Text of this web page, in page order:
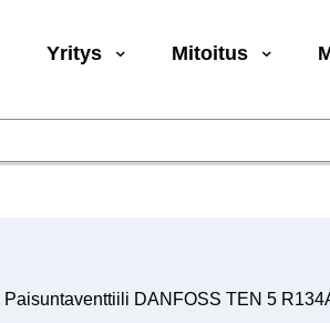
Yritys Mitoitus
Paisuntaventtiili DANFOSS TEN 5